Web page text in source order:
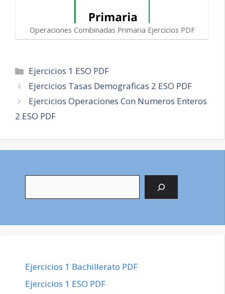
Operaciones Combinadas Primaria Ejercicios PDF
Categorías
Ejercicios 1 ESO PDF
Navegación
de
entradas
Ejercicios Tasas Demograficas 2 ESO PDF
Ejercicios Operaciones Con Numeros Enteros
2 ESO PDF
Ejercicios 1 Bachillerato PDF
Ejercicios 1 ESO PDF